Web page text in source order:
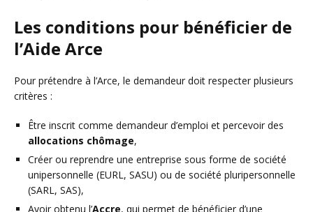
Les conditions pour bénéficier de
l’Aide Arce
Pour prétendre à l’Arce, le demandeur doit respecter plusieurs
critères :
Être inscrit comme demandeur d’emploi et percevoir des
allocations chômage,
Créer ou reprendre une entreprise sous forme de société
unipersonnelle (EURL, SASU) ou de société pluripersonnelle
(SARL, SAS),
Avoir obtenu l’Accre, qui permet de bénéficier d’une